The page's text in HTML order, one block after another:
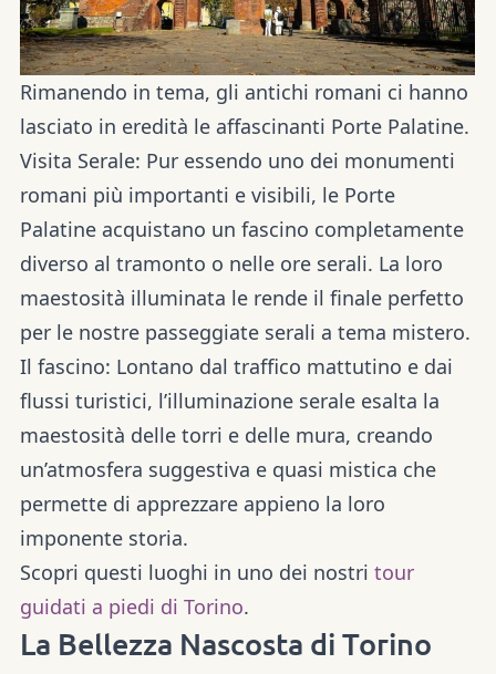
Rimanendo in tema, gli antichi romani ci hanno
lasciato in eredità le affascinanti Porte Palatine.
Visita Serale: Pur essendo uno dei monumenti
romani più importanti e visibili, le Porte
Palatine acquistano un fascino completamente
diverso al tramonto o nelle ore serali. La loro
maestosità illuminata le rende il finale perfetto
per le nostre passeggiate serali a tema mistero.
Il fascino: Lontano dal traffico mattutino e dai
flussi turistici, l’illuminazione serale esalta la
maestosità delle torri e delle mura, creando
un’atmosfera suggestiva e quasi mistica che
permette di apprezzare appieno la loro
imponente storia.
Scopri questi luoghi in uno dei nostri tour
guidati a piedi di Torino.
La Bellezza Nascosta di Torino